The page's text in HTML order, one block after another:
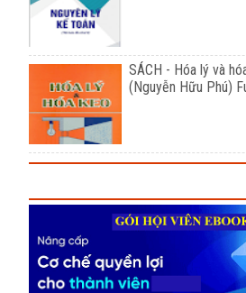
SÁCH - Hóa lý và
(Nguyễn Hữu Phú)